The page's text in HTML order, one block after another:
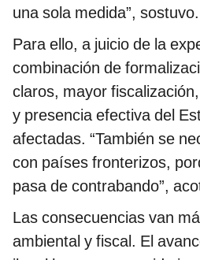
una sola medida”, sostuvo.
Para ello, a juicio de la
combinación de
claros, mayor
y presencia efectiva del
afectadas. “También se
con países fronterizos,
pasa de contrabando”,
Las consecuencias van
ambiental y fiscal. El